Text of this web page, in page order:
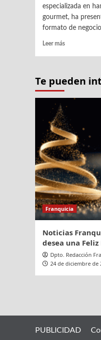
especializada en
gourmet, ha
formato de
Leer másLeer
Pepita
Bar
lanza
nuevo
modelo
Grab
&
Go
Te pueden
Franquicia
Noticias
desea una
Dpto. Redacción
24 de diciembre de
PUBLICIDAD